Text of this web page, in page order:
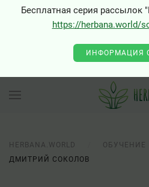
Бесплатная серия рассылок
https://herbana.world/
ИНФОРМАЦИЯ
HERBANA.WORLD ОБУЧЕНИЕ
ДМИТРИЙ СОКОЛОВ